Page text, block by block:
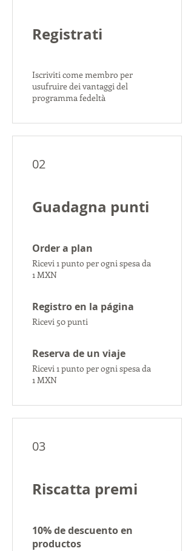
Registrati
Iscriviti come membro per
usufruire dei vantaggi del
programma fedeltà
02
Guadagna punti
Order a plan
Ricevi 1 punto per ogni spesa da
1 MXN
Registro en la página
Ricevi 50 punti
Reserva de un viaje
Ricevi 1 punto per ogni spesa da
1 MXN
03
Riscatta premi
10% de descuento en
productos